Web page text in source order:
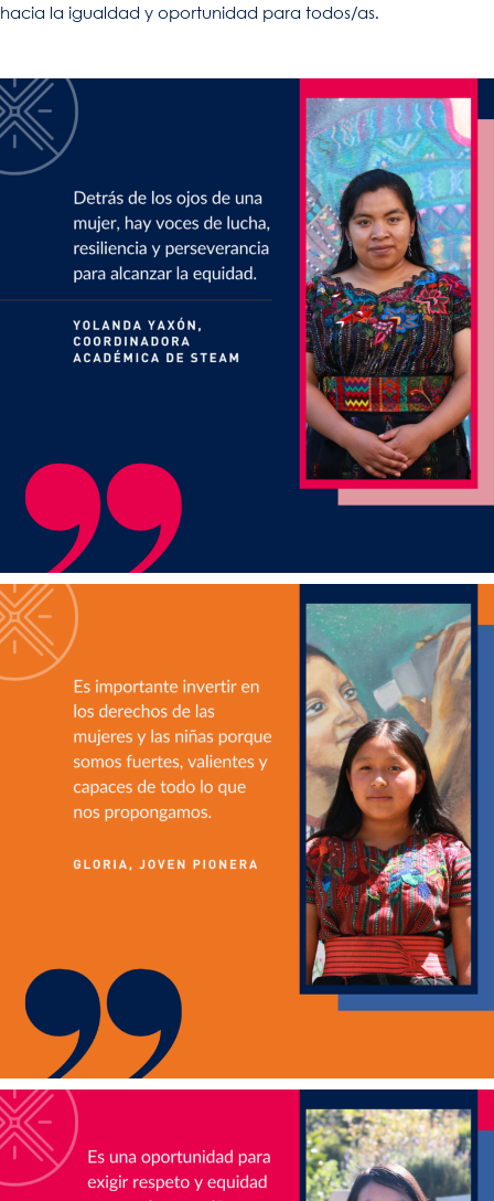
hacia la igualdad y oportunidad para todos/as.